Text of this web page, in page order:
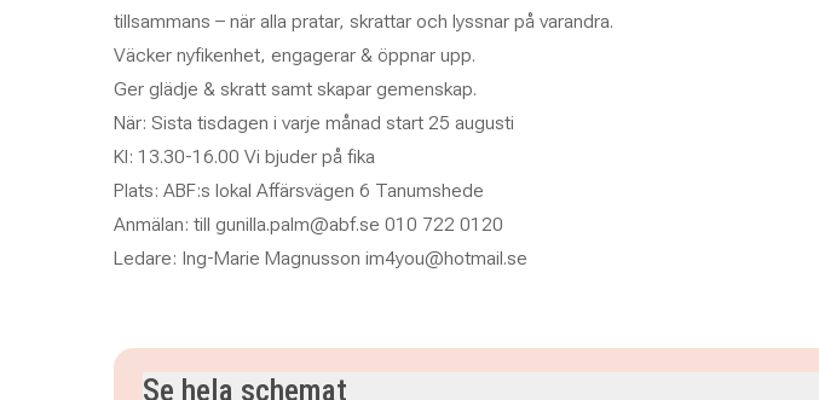
tillsammans – när alla pratar, skrattar och lyssnar på varandra.
Väcker nyfikenhet, engagerar & öppnar upp.
Ger glädje & skratt samt skapar gemenskap.
När: Sista tisdagen i varje månad start 25 augusti
Kl: 13.30-16.00 Vi bjuder på fika
Plats: ABF:s lokal Affärsvägen 6 Tanumshede
Anmälan: till gunilla.palm@abf.se 010 722 0120
Ledare: Ing-Marie Magnusson im4you@hotmail.se
Se hela schemat